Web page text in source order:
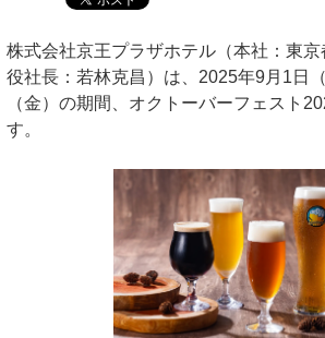
株式会社京王プラザホテル（本社：東
役社長：若林克昌）は、2025年9月1日
（金）の期間、オクトーバーフェスト
す。